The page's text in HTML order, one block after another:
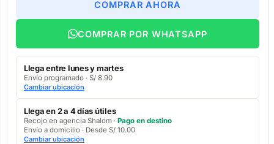
COMPRAR AHORA
COMPRAR POR WHATSAPP
Llega entre lunes y martes
Envío programado · S/ 8.90
Cambiar ubicación
Llega en 2 a 4 días útiles
Recojo en agencia Shalom · Pago en destino
Envío a domicilio · Desde S/ 10.00
Cambiar ubicación